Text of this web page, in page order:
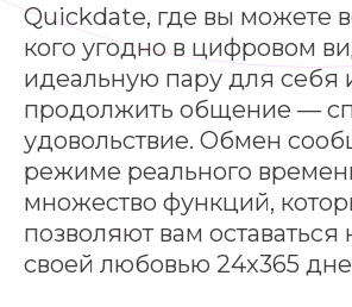
Quickdate, где вы можете
кого угодно в цифровом
идеальную пару для себя
продолжить общение —
удовольствие. Обмен
режиме реального
множество функций,
позволяют вам оставаться
своей любовью 24x365